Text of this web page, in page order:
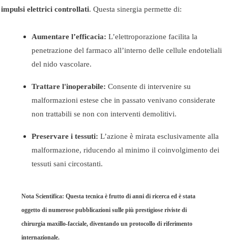
impulsi elettrici controllati. Questa sinergia permette di:
Aumentare l’efficacia: L’elettroporazione facilita la
penetrazione del farmaco all’interno delle cellule endoteliali
del nido vascolare.
Trattare l'inoperabile: Consente di intervenire su
malformazioni estese che in passato venivano considerate
non trattabili se non con interventi demolitivi.
Preservare i tessuti: L’azione è mirata esclusivamente alla
malformazione, riducendo al minimo il coinvolgimento dei
tessuti sani circostanti.
Nota Scientifica: Questa tecnica è frutto di anni di ricerca ed è stata
oggetto di numerose pubblicazioni sulle più prestigiose riviste di
chirurgia maxillo-facciale, diventando un protocollo di riferimento
internazionale.